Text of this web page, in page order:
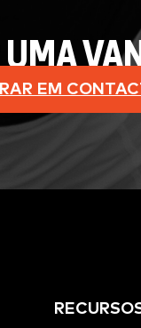
EM